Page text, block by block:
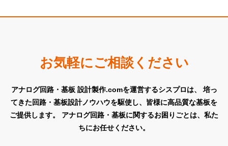
お気軽にご相談ください
アナログ回路・基板 設計製作.comを運営するシスプロは、
培っ
てきた回路・基板設計ノウハウを駆使し、皆様に高品質な基板を
ご提供します。
アナログ回路・基板に関するお困りごとは、私た
ちにお任せください。